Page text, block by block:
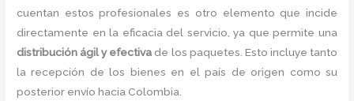
cuentan estos profesionales es otro elemento que incide
directamente en la eficacia del servicio, ya que permite una
distribución ágil y efectiva de los paquetes. Esto incluye tanto
la recepción de los bienes en el país de origen como su
posterior envío hacia Colombia.